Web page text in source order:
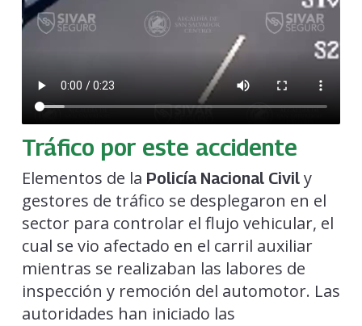
Tráfico por este accidente
Elementos de la Policía Nacional Civily
gestores de tráfico se desplegaron en el
sector para controlar el flujo vehicular, el
cual se vio afectado en el carril auxiliar
mientras se realizaban las labores de
inspección y remoción del automotor. Las
autoridades han iniciado las